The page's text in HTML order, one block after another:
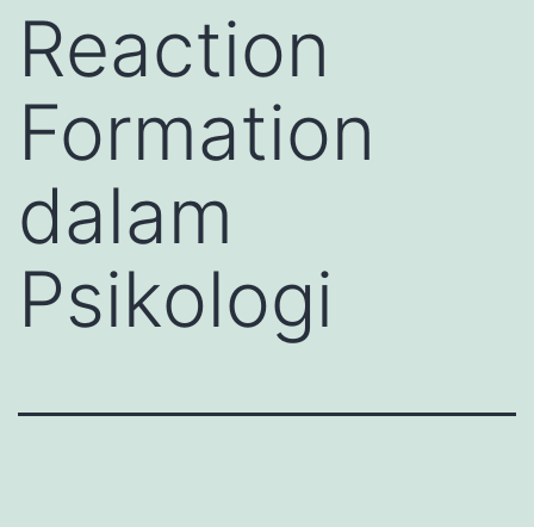
Reaction
Formation
dalam
Psikologi